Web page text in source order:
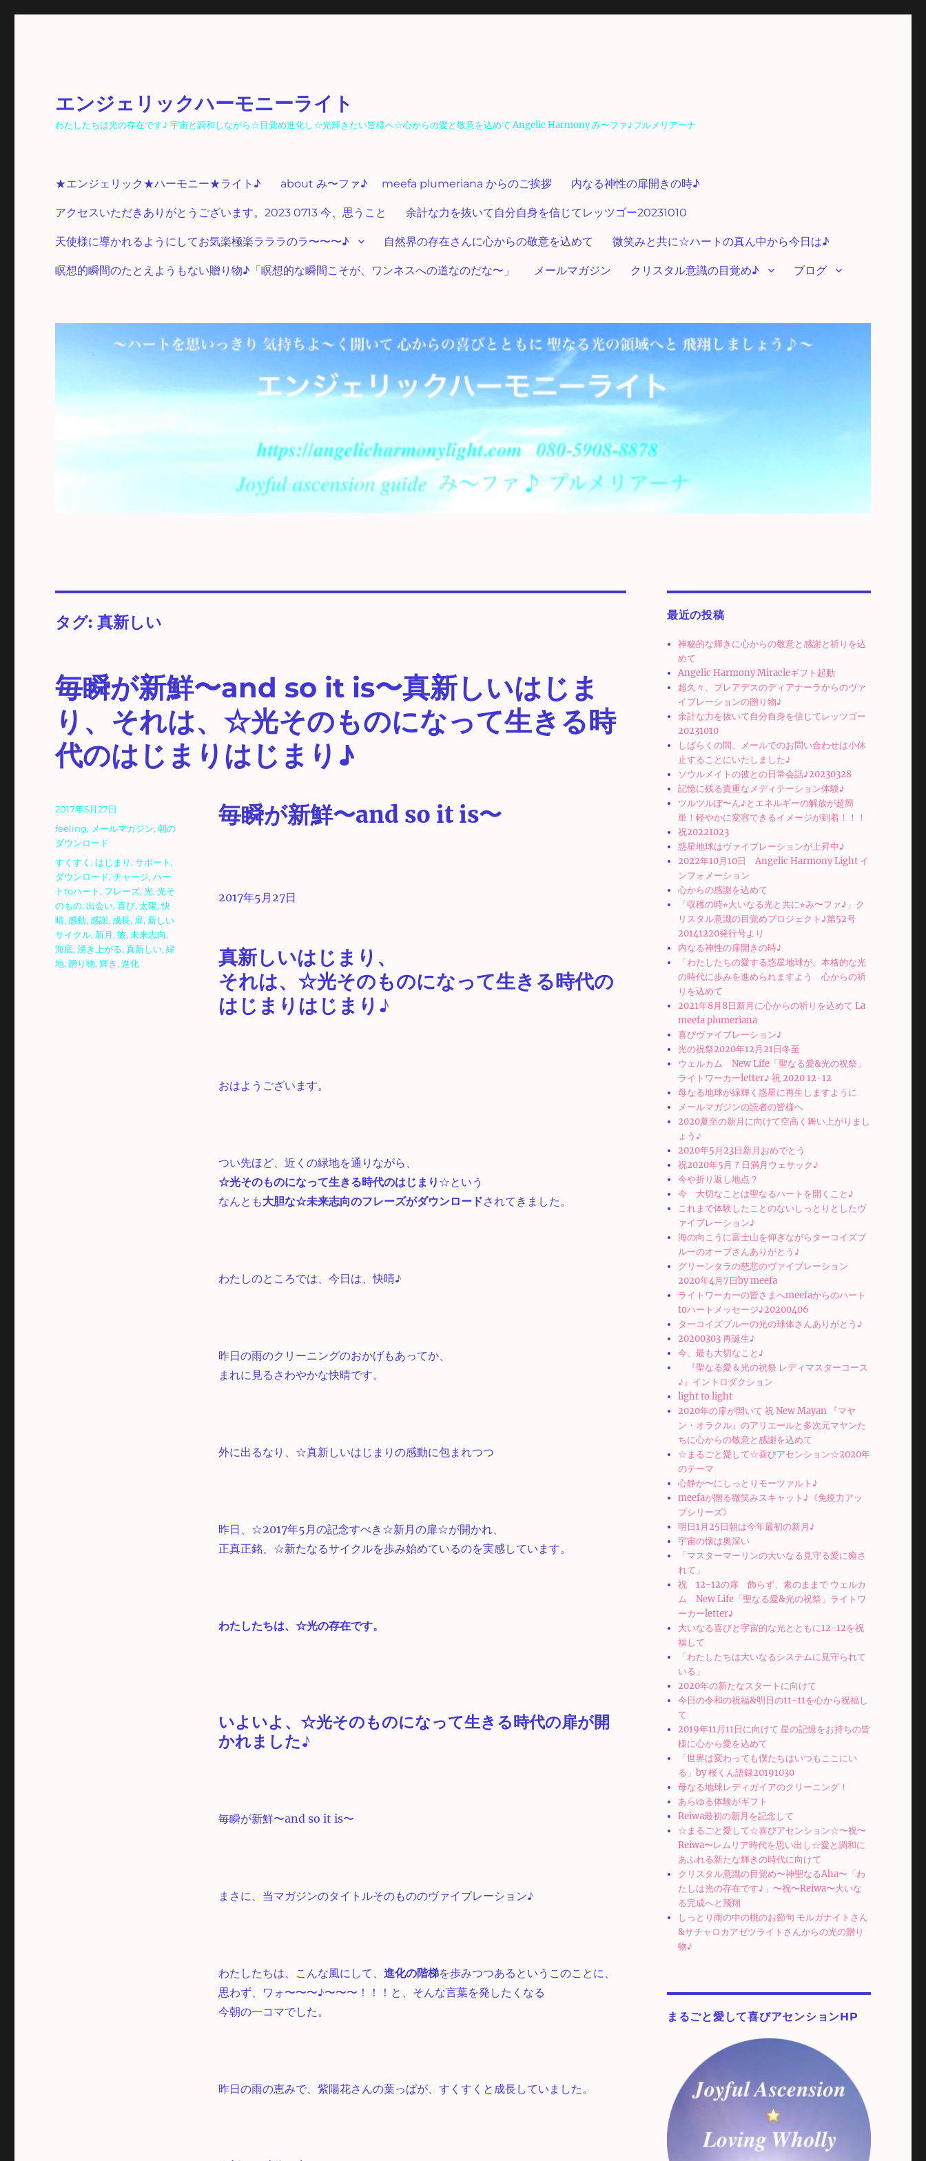
エンジェリックハーモニーライト
わたしたちは光の存在です♪ 宇宙と調和しながら☆目覚め進化し☆光輝きたい皆様へ☆心からの愛と敬意を込めて Angelic Harmony み〜ファ♪プルメリアーナ
★エンジェリック★ハーモニー★ライト♪ about み〜ファ♪ meefa plumeriana からのご挨拶 内なる神性の扉開きの時♪
アクセスいただきありがとうございます。2023 0713 今、思うこと 余計な力を抜いて自分自身を信じてレッツゴー20231010
天使様に導かれるようにしてお気楽極楽ラララのラ〜〜〜♪ 自然界の存在さんに心からの敬意を込めて 微笑みと共に☆ハートの真ん中から今日は♪
瞑想的瞬間のたとえようもない贈り物♪「瞑想的な瞬間こそが、ワンネスへの道なのだな〜」 メールマガジン クリスタル意識の目覚め♪ ブログ
タグ:真新しい
毎瞬が新鮮〜and so it is〜真新しいはじま
り、それは、☆光そのものになって生きる時
代のはじまりはじまり♪
毎瞬が新鮮〜and so it is〜
2017年5月27日
真新しいはじまり、
それは、☆光そのものになって生きる時代の
はじまりはじまり♪
おはようございます。
つい先ほど、近くの緑地を通りながら、
☆光そのものになって生きる時代のはじまり ☆という
なんとも大胆な☆未来志向のフレーズがダウンロードされてきました。
わたしのところでは、今日は、快晴♪
昨日の雨のクリーニングのおかげもあってか、
まれに見るさわやかな快晴です。
外に出るなり、☆真新しいはじまりの感動に包まれつつ
昨日、☆2017年5月の記念すべき☆新月の扉☆が開かれ、
正真正銘、☆新たなるサイクルを歩み始めているのを実感しています。
わたしたちは、☆光の存在です。
いよいよ、☆光そのものになって生きる時代の扉が開
かれました♪
毎瞬が新鮮〜and so it is〜
まさに、当マガジンのタイトルそのもののヴァイブレーション♪
わたしたちは、こんな風にして、 進化の階梯を歩みつつあるというこのことに、
思わず、ワォ〜〜〜♪〜〜〜！！！と、そんな言葉を発したくなる
今朝の一コマでした。
昨日の雨の恵みで、紫陽花さんの葉っぱが、すくすくと成長していました。
投
稿
日:
2017年5月27日
カ
テ
ゴ
リ
ー
feeling, メールマガジン,朝の
ダウンロード
タ
グ
すくすく , はじまり ,サポート ,
ダウンロード,チャージ,ハー
トtoハート , フレーズ,光,光そ
のもの,出会い,喜び,太陽,快
晴,感動,感謝, 成長, 扉, 新しい
サイクル, 新月,旅,未来志向,
海底,湧き上がる,真新しい,緑
地,贈り物,輝き ,進化
最近の投稿
神秘的な輝きに心からの敬意と感謝と祈りを込
めて
Angelic Harmony Miracleギフト起動
超久々、プレアデスのディアナーラからのヴァ
イブレーションの贈り物♪
余計な力を抜いて自分自身を信じてレッツゴー
20231010
しばらくの間、メールでのお問い合わせは小休
止することにいたしました♪
ソウルメイトの彼との日常会話♪20230328
記憶に残る貴重なメディテーション体験♪
ツルツルぽ〜ん♪とエネルギーの解放が超簡
単！軽やかに変容できるイメージが到着！！！
祝20221023
惑星地球はヴァイブレーションが上昇中♪
2022年10月10日 Angelic Harmony Light イ
ンフォメーション
心からの感謝を込めて
「収穫の時⭐︎大いなる光と共に⭐︎み〜ファ♪」ク
リスタル意識の目覚めプロジェクト♪第52号
20141220発行号より
内なる神性の扉開きの時♪
「わたしたちの愛する惑星地球が、本格的な光
の時代に歩みを進められますよう 心からの祈
りを込めて
2021年8月8日新月に心からの祈りを込めて La
meefa plumeriana
喜びヴァイブレーション♪
光の祝祭2020年12月21日冬至
ウェルカム New Life「聖なる愛&光の祝祭」
ライトワーカーletter♪ 祝 2020 12-12
母なる地球が緑輝く惑星に再生しますように
メールマガジンの読者の皆様へ
2020夏至の新月に向けて空高く舞い上がりまし
ょう♪
2020年5月23日新月おめでとう
祝2020年5月７日満月ウェサック♪
今や折り返し地点？
今 大切なことは聖なるハートを開くこと♪
これまで体験したことのないしっとりとしたヴ
ァイブレーション♪
海の向こうに富士山を仰ぎながらターコイズブ
ルーのオーブさんありがとう♪
グリーンタラの慈悲のヴァイブレーション
2020年4月7日by meefa
ライトワーカーの皆さまへmeefaからのハート
toハートメッセージ♪20200406
ターコイズブルーの光の球体さんありがとう♪
20200303 再誕生♪
今、最も大切なこと♪
『聖なる愛＆光の祝祭 レディマスターコース
♪』イントロダクション
light to light
2020年の扉が開いて 祝 New Mayan 『マヤ
ン・オラクル』のアリエールと多次元マヤンた
ちに心からの敬意と感謝を込めて
☆まるごと愛して☆喜びアセンション☆2020年
のテーマ
心静か〜にしっとりモーツァルト♪
meefaが贈る微笑みスキャット♪《免疫力アッ
プシリーズ》
明日1月25日朝は今年最初の新月♪
宇宙の懐は奥深い
「マスターマーリンの大いなる見守る愛に癒さ
れて」
祝 12-12の扉 飾らず、素のままで ウェルカ
ム New Life「聖なる愛&光の祝祭」ライトワ
ーカーletter♪
大いなる喜びと宇宙的な光とともに12-12を祝
福して
「わたしたちは大いなるシステムに見守られて
いる」
2020年の新たなスタートに向けて
今日の令和の祝福&明日の11-11を心から祝福し
て
2019年11月11日に向けて 星の記憶をお持ちの皆
様に心から愛を込めて
「世界は変わっても僕たちはいつもここにい
る」by 桜くん語録20191030
母なる地球レディガイアのクリーニング！
あらゆる体験がギフト
Reiwa最初の新月を記念して
☆まるごと愛して☆喜びアセンション☆〜祝〜
Reiwa〜レムリア時代を思い出し☆愛と調和に
あふれる新たな輝きの時代に向けて
クリスタル意識の目覚め〜神聖なるAha〜「わ
たしは光の存在です♪」〜祝〜Reiwa〜大いな
る完成へと飛翔
しっとり雨の中の桃のお節句 モルガナイトさん
&サチャロカアゼツライトさんからの光の贈り
物♪
まるごと愛して喜びアセンションHP